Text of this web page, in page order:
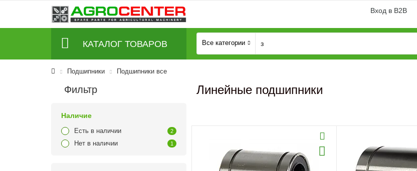
Вход в B2B
КАТАЛОГ ТОВАРОВ Все категории
Подшипники Подшипники все
Фильтр
Наличие
Есть в наличии 2
Нет в наличии 1
Линейные подшипники